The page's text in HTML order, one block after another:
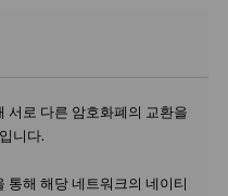
서로 다른 암호화폐의 교환을
니다.
통해 해당 네트워크의 네이티